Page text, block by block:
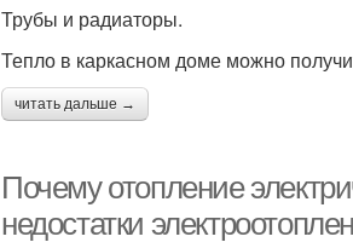
Трубы и радиаторы.
Тепло в каркасном доме можно
читать дальше →
Почему отопление
недостатки